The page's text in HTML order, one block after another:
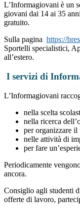
L’Informagiovani è un
giovani dai 14 ai 35
gratuito.
Sulla pagina https://
Sportelli specialistici,
all’estero.
I servizi di
L’Informagiovani
nella scelta
nella ricerca
per organizzare il
nelle attività di
per fare
Periodicamente
ancora.
Consiglio agli studenti
offerte di lavoro,